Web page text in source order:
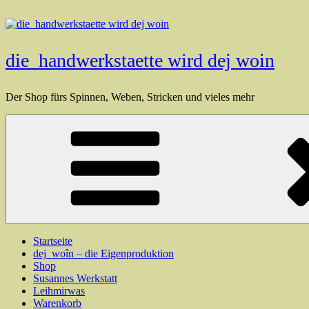
Inhalt
die_handwerkstaette wird dej woin
Der Shop fürs Spinnen, Weben, Stricken und vieles mehr
Startseite
dej_woîn – die Eigenproduktion
Shop
Susannes Werkstatt
Leihmirwas
Warenkorb